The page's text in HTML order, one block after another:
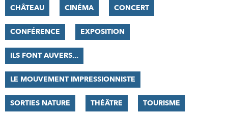
CHÂTEAU CINÉMA CONCERT
CONFÉRENCE EXPOSITION
ILS FONT AUVERS...
LE MOUVEMENT IMPRESSIONNISTE
SORTIES NATURE THÉÂTRE TOURISME